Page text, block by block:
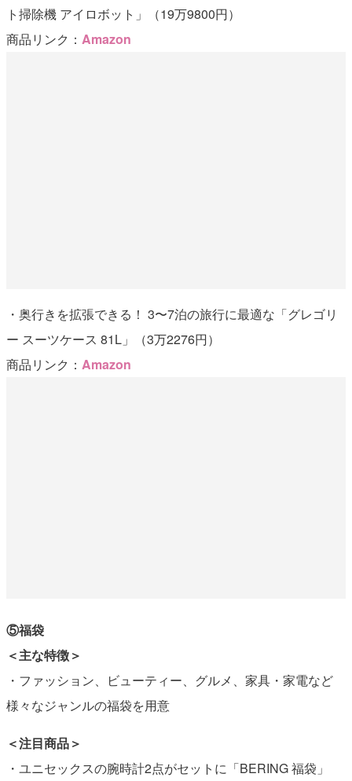
ト掃除機 アイロボット」（19万9800円）
商品リンク： Amazon
・奥行きを拡張できる！ 3〜7泊の旅行に最適な「グレゴリ
ー スーツケース 81L」（3万2276円）
商品リンク： Amazon
⑤福袋
＜主な特徴＞
・ファッション、ビューティー、グルメ、家具・家電など
様々なジャンルの福袋を用意
＜注目商品＞
・ユニセックスの腕時計2点がセットに「BERING 福袋」